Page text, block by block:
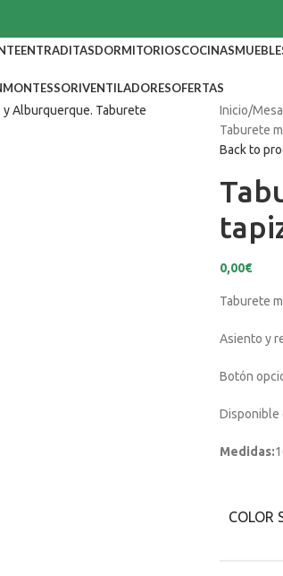
ENTRADITASDORMITORIOSCOCINAS
MONTESSORIVENTILADORESOFERTAS
Inicio
Taburete
Back to
0,00€
Taburete
Asiento y
Botón
Disponible
Medidas:
COLOR